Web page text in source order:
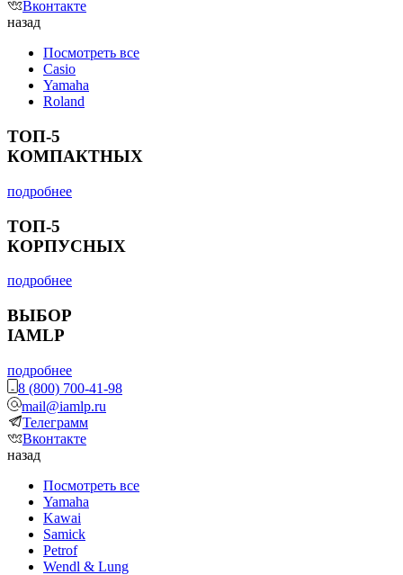
Вконтакте
назад
Посмотреть все
Casio
Yamaha
Roland
ТОП-5
КОМПАКТНЫХ
подробнее
ТОП-5
КОРПУСНЫХ
подробнее
ВЫБОР
IAMLP
подробнее
8 (800) 700-41-98
mail@iamlp.ru
Телеграмм
Вконтакте
назад
Посмотреть все
Yamaha
Kawai
Samick
Petrof
Wendl & Lung